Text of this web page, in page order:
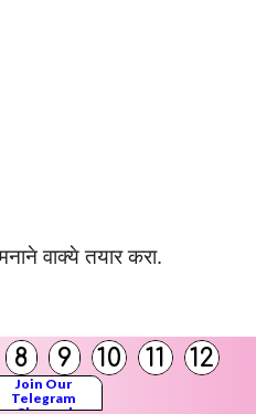
8 9 10 11 12
Join Our
Telegram
वाक्ये तयार करा.